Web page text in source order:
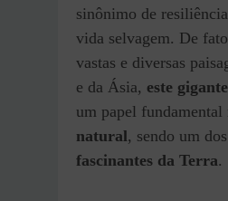
sinônimo de
vida selvagem. De
vastas e diversas
e da Ásia, este gigante
um papel fundamental
natural, sendo um dos
fascinantes da Terra.